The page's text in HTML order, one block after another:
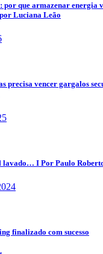
por que armazenar
Luciana Leão
precisa vencer gargalos
lavado… I Por Paulo
finalizado com sucesso